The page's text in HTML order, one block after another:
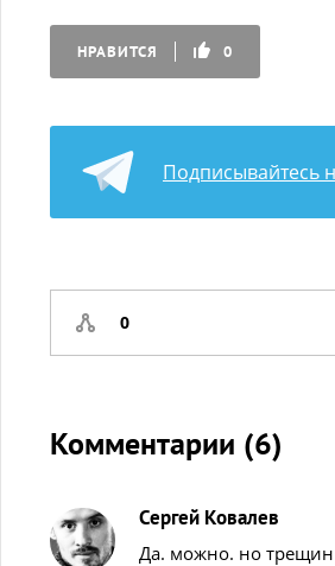
НРАВИТСЯ 0
Подписывайтесь
0
Комментарии (6)
Сергей Ковалев
Да. можно. но трещин